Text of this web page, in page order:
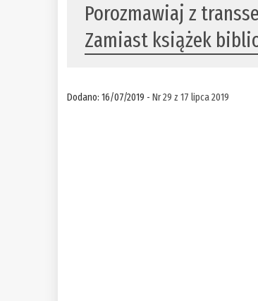
Porozmawiaj z
Zamiast książek
Dodano: 16/07/2019 -Nr 29 z 17 lipca 2019